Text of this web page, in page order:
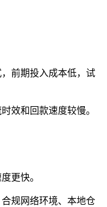
前期投入成本低，试
效和回款速度较慢。
更快。
规网络环境、本地仓